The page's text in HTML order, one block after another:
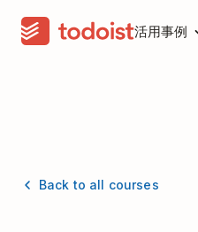
活用事例
Back to all courses